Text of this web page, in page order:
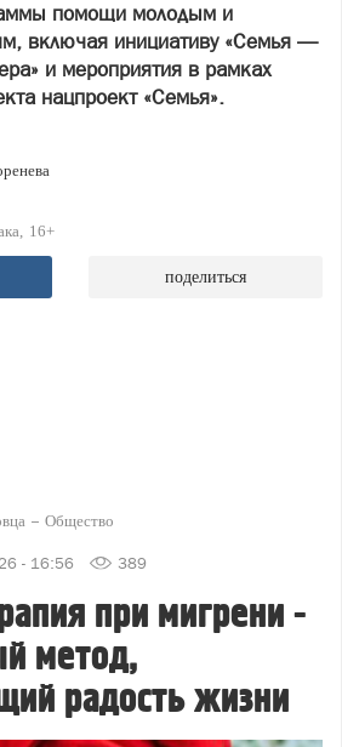
помощи молодым и
включая инициативу «Семья —
и мероприятия в рамках
нацпроект «Семья».
16+
поделиться
Общество
- 16:56 389
при мигрени -
метод,
радость жизни